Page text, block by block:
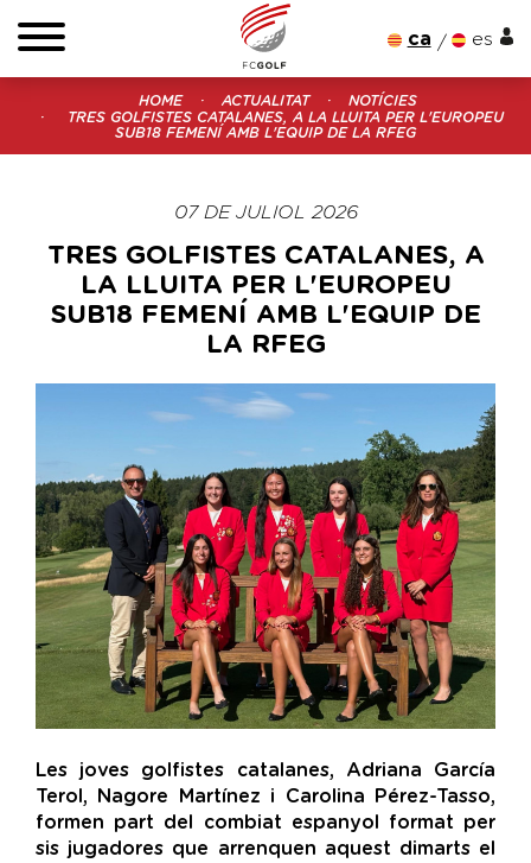
ca es
HOME ACTUALITAT
NOTÍCIES
TRES GOLFISTES CATALANES, A LA LLUITA PER L'EUROPEU
SUB18 FEMENÍ AMB L'EQUIP DE LA RFEG
07 DE JULIOL 2026
TRES GOLFISTES CATALANES, A
LA LLUITA PER L'EUROPEU
SUB18 FEMENÍ AMB L'EQUIP DE
LA RFEG
Les joves golfistes catalanes, Adriana García
Terol, Nagore Martínez i Carolina Pérez-Tasso,
formen part del combiat espanyol format per
sis jugadores que arrenquen aquest dimarts el